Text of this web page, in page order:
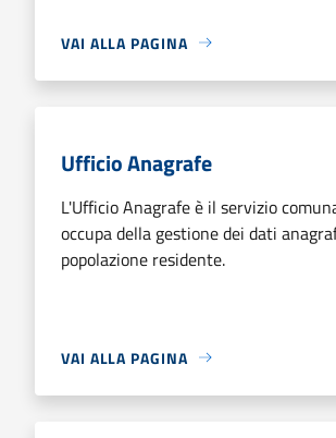
VAI ALLA PAGINA
Ufficio Anagrafe
L'Ufficio Anagrafe è il servizio
occupa della gestione dei dati
popolazione residente.
VAI ALLA PAGINA